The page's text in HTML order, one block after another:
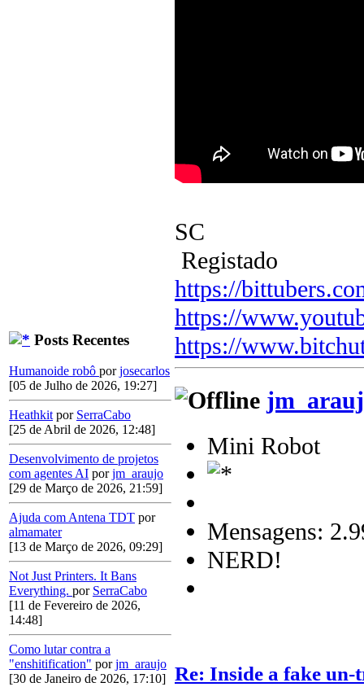
Posts Recentes
Humanoide robô porjosecarlos
[05 de Julho de 2026, 19:27]
Heathkit por SerraCabo
[25 de Abril de 2026, 12:48]
Desenvolvimento de projetos
com agentes AI porjm_araujo
[29 de Março de 2026, 21:59]
Ajuda com Antena TDT por
almamater
[13 de Março de 2026, 09:29]
Not Just Printers. It Bans
Everything. por SerraCabo
[11 de Fevereiro de 2026,
14:48]
Como lutar contra a
"enshitification" porjm_araujo
[30 de Janeiro de 2026, 17:10]
SC
Registado
https://
https://
https://
Mini Robot
Mensagens:
NERD!
Re: Inside a fake